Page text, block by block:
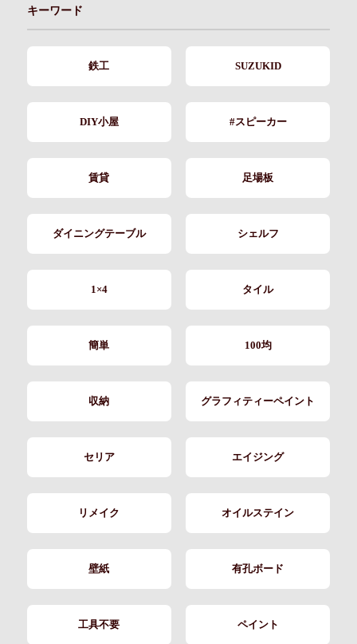
キーワード
鉄工 SUZUKID
DIY小屋 #スピーカー
賃貸 足場板
ダイニングテーブル シェルフ
1×4 タイル
簡単 100均
収納 グラフィティーペイント
セリア エイジング
リメイク オイルステイン
壁紙 有孔ボード
工具不要 ペイント